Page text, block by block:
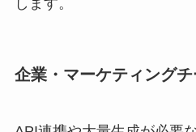
します。
企業・マーケティングチ